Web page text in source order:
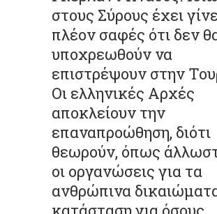
στους Σύρους έχει
πλέον σαφές ότι δεν
υποχρεωθούν να
επιστρέψουν στην
Οι ελληνικές Αρχές
αποκλείουν την
επαναπροώθηση, διότι
θεωρούν, όπως
οι οργανώσεις για τα
ανθρώπινα